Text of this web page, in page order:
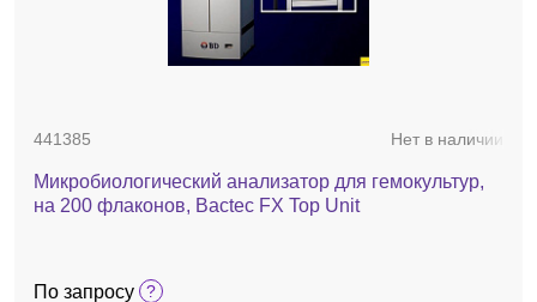
441385 Нет в наличии
Микробиологический анализатор для гемокультур,
на 200 флаконов, Bactec FX Top Unit
По запросу